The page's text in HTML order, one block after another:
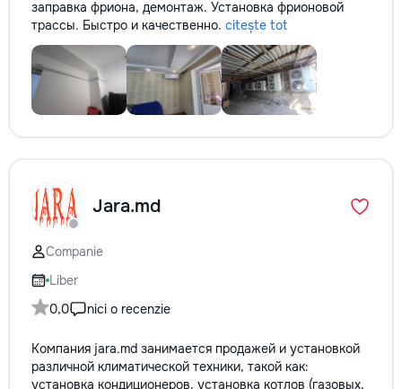
заправка фриона, демонтаж. Установка фрионовой
трассы. Быстро и качественно. citește tot
Jara.md
Companie
Liber
0,0
nici o recenzie
Компания jara.md занимается продажей и установкой
различной климатической техники, такой как:
установка кондиционеров, установка котлов (газовых,